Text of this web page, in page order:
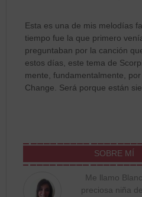
Esta es una de mis melodías
tiempo fue la que primero
preguntaban por la canción
estos días, este tema de
mente, fundamentalmente,
Change. Será porque están
SOBRE MÍ
Me llamo
preciosa niña